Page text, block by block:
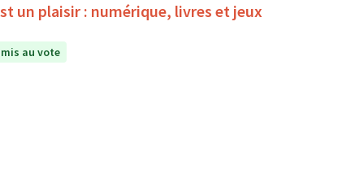
un plaisir : numérique, livres et jeux
au vote